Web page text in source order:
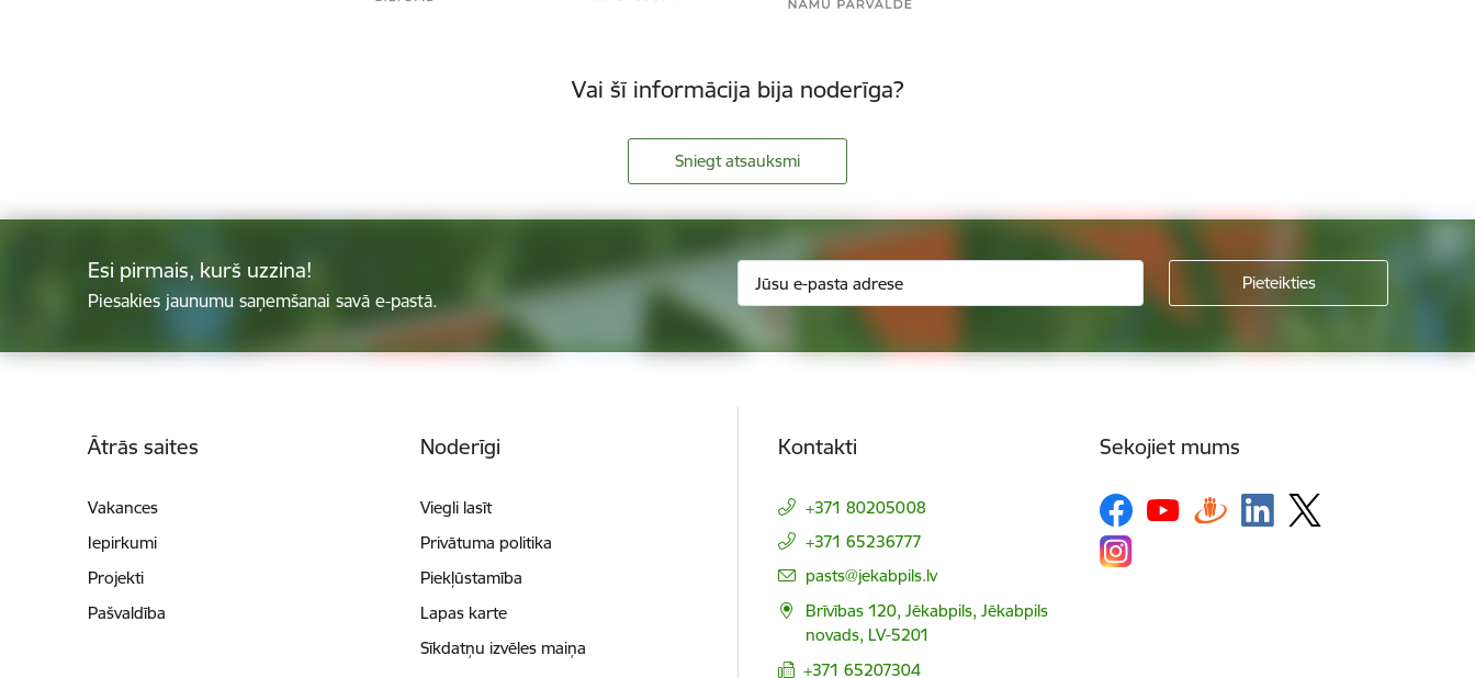
Vai šī informācija bija noderīga?
Sniegt atsauksmi
Esi pirmais, kurš uzzina!
Piesakies jaunumu saņemšanai savā e-pastā.
Ātrās saites
Vakances
Iepirkumi
Projekti
Pašvaldība
Noderīgi
Viegli lasīt
Privātuma politika
Piekļūstamība
Lapas karte
Sīkdatņu izvēles maiņa
Kontakti
+371 80205008
+371 65236777
E-pasts:
pasts@jekabpils.lv
Brīvības 120, Jēkabpils, Jēkabpils
novads, LV-5201
+371 65207304
Sekojiet mums